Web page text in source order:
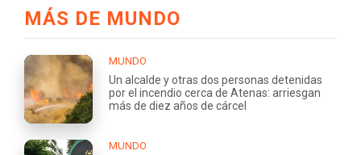
MÁS DE MUNDO
MUNDO
Un alcalde y otras dos personas detenidas
por el incendio cerca de Atenas: arriesgan
más de diez años de cárcel
MUNDO